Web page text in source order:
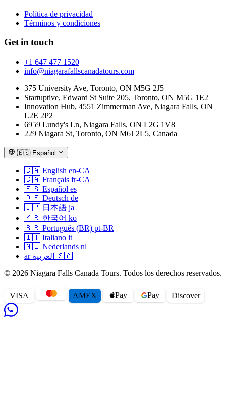
Política de privacidad
Términos y condiciones
Get in touch
+1 647 477 1520
info@niagarafallscanadatours.com
375 University Ave, Toronto, ON M5G 2J5
Startuptive, Edward St Suite 205, Toronto, ON M5G 1E2
Innovation Hub, 4551 Zimmerman Ave, Niagara Falls, ON
L2E 2P2
6959 Lundy's Ln, Niagara Falls, ON L2G 1V8
229 Niagara St, Toronto, ON M6J 2L5, Canada
🇪🇸 Español
🇨🇦 English en-CA
🇨🇦 Français fr-CA
🇪🇸 Español es
🇩🇪 Deutsch de
🇯🇵 日本語 ja
🇰🇷 한국어 ko
🇧🇷 Português (BR) pt-BR
🇮🇹 Italiano it
🇳🇱 Nederlands nl
🇸🇦 العربية ar
© 2026 Niagara Falls Canada Tours. Todos los derechos reservados.
VISA AMEX Pay Pay Discover